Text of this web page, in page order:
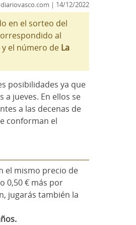
diariovasco.com | 14/12/2022
en el sorteo del
al
y el número de La
posibilidades ya que
a jueves. En ellos se
a las decenas de
conforman el
el mismo precio de
0,50 € más por
jugarás también la